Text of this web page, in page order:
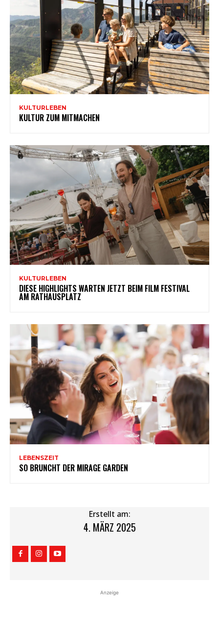
KULTURLEBEN
KULTUR ZUM MITMACHEN
KULTURLEBEN
DIESE HIGHLIGHTS WARTEN JETZT BEIM FILM FESTIVAL
AM RATHAUSPLATZ
LEBENSZEIT
SO BRUNCHT DER MIRAGE GARDEN
Erstellt am:
4. MÄRZ 2025
Anzeige